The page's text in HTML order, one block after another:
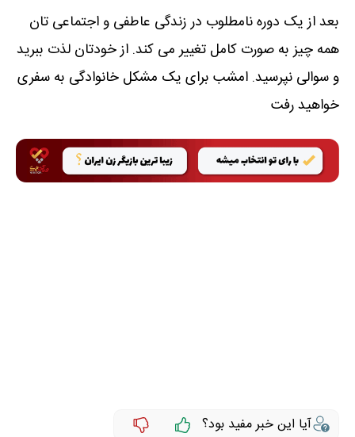
بعد از یک دوره نامطلوب در زندگی عاطفی و اجتماعی تان
همه چیز به صورت کامل تغییر می کند. از خودتان لذت ببرید
و سوالی نپرسید. امشب برای یک مشکل خانوادگی به سفری
خواهید رفت
آیا این خبر مفید بود؟